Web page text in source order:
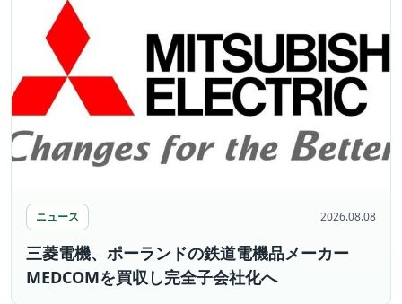
ニュース 2026.08.08
三菱電機、ポーランドの鉄道電機品メーカー
MEDCOMを買収し完全子会社化へ